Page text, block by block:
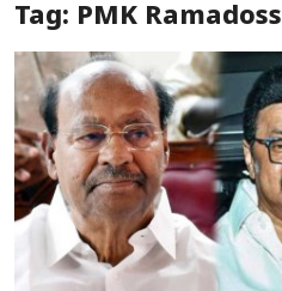
Special Story
Business
Crime
Tamilnadu
Tag: PMK Ramadoss